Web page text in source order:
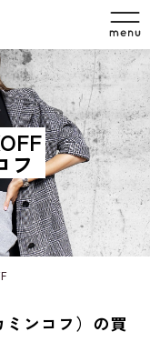
フ
ミンコフ）の買